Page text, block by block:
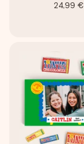
24,99 €